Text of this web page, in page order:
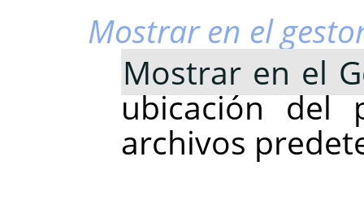
Mostrar en el
Mostrar en el
ubicación del
archivos